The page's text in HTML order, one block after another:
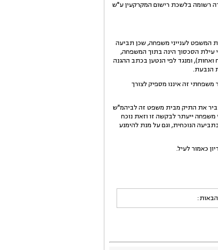
רשומה בלשכת רישום המקרקעין ע"ש
על העברת הדיון לבית המשפט לענייני משפחה בהתאם לסעיף 1(2)(ו) לחוק בית המשפט לענייני משפחה, שכן תביעה
עילת הסכסוך הינה בתוך המשפחה,
שלא נעשו בכתב בשל קרבת המשפחה בין התובעת 1 לבין המנוח (אח ואחות), ומנגד לפי הנטען בכתב ההגנה
הנבעת.
זה איננו מספיק לצורך
את התיק מבית משפט זה לביהמ"ש
משפחה ייעתר לבקשה זו וזאת נוכח
ובתביעה הנוכחית, וגם על מנת להימנע
הבאות: